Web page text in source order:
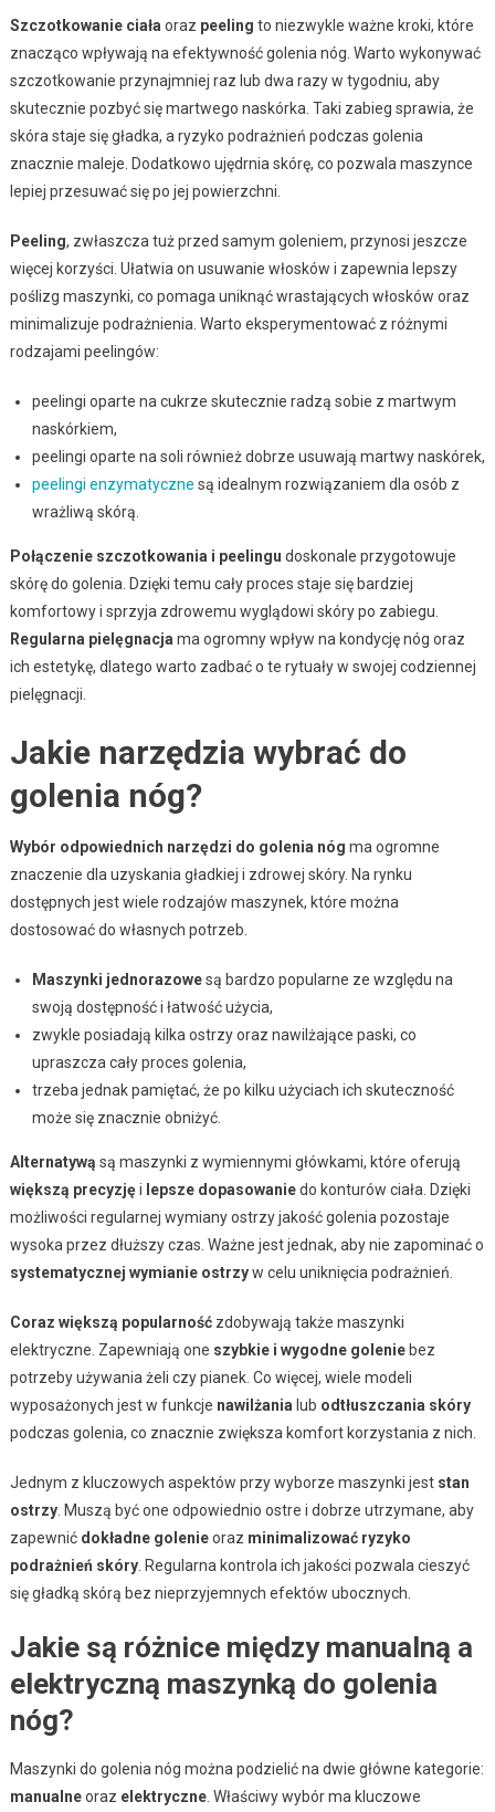
Szczotkowanie ciała oraz peeling to niezwykle ważne kroki, które
znacząco wpływają na efektywność golenia nóg. Warto wykonywać
szczotkowanie przynajmniej raz lub dwa razy w tygodniu, aby
skutecznie pozbyć się martwego naskórka. Taki zabieg sprawia, że
skóra staje się gładka, a ryzyko podrażnień podczas golenia
znacznie maleje. Dodatkowo ujędrnia skórę, co pozwala maszynce
lepiej przesuwać się po jej powierzchni.
Peeling, zwłaszcza tuż przed samym goleniem, przynosi jeszcze
więcej korzyści. Ułatwia on usuwanie włosków i zapewnia lepszy
poślizg maszynki, co pomaga uniknąć wrastających włosków oraz
minimalizuje podrażnienia. Warto eksperymentować z różnymi
rodzajami peelingów:
peelingi oparte na cukrze skutecznie radzą sobie z martwym
naskórkiem,
peelingi oparte na soli również dobrze usuwają martwy naskórek,
peelingi enzymatyczne są idealnym rozwiązaniem dla osób z
wrażliwą skórą.
Połączenie szczotkowania i peelingu doskonale przygotowuje
skórę do golenia. Dzięki temu cały proces staje się bardziej
komfortowy i sprzyja zdrowemu wyglądowi skóry po zabiegu.
Regularna pielęgnacja ma ogromny wpływ na kondycję nóg oraz
ich estetykę, dlatego warto zadbać o te rytuały w swojej codziennej
pielęgnacji.
Jakie narzędzia wybrać do
golenia nóg?
Wybór odpowiednich narzędzi do golenia nóg ma ogromne
znaczenie dla uzyskania gładkiej i zdrowej skóry. Na rynku
dostępnych jest wiele rodzajów maszynek, które można
dostosować do własnych potrzeb.
Maszynki jednorazowesą bardzo popularne ze względu na
swoją dostępność i łatwość użycia,
zwykle posiadają kilka ostrzy oraz nawilżające paski, co
upraszcza cały proces golenia,
trzeba jednak pamiętać, że po kilku użyciach ich skuteczność
może się znacznie obniżyć.
Alternatywą są maszynki z wymiennymi główkami, które oferują
większą precyzjęi lepsze dopasowaniedo konturów ciała. Dzięki
możliwości regularnej wymiany ostrzy jakość golenia pozostaje
wysoka przez dłuższy czas. Ważne jest jednak, aby nie zapominać o
systematycznej wymianie ostrzyw celu uniknięcia podrażnień.
Coraz większą popularnośćzdobywają także maszynki
elektryczne. Zapewniają one szybkie i wygodne goleniebez
potrzeby używania żeli czy pianek. Co więcej, wiele modeli
wyposażonych jest w funkcje nawilżania lub odtłuszczania skóry
podczas golenia, co znacznie zwiększa komfort korzystania z nich.
Jednym z kluczowych aspektów przy wyborze maszynki jest stan
ostrzy. Muszą być one odpowiednio ostre i dobrze utrzymane, aby
zapewnić dokładne golenieoraz minimalizować ryzyko
podrażnień skóry. Regularna kontrola ich jakości pozwala cieszyć
się gładką skórą bez nieprzyjemnych efektów ubocznych.
Jakie są różnice między manualną a
elektryczną maszynką do golenia
nóg?
Maszynki do golenia nóg można podzielić na dwie główne kategorie:
manualneoraz elektryczne. Właściwy wybór ma kluczowe